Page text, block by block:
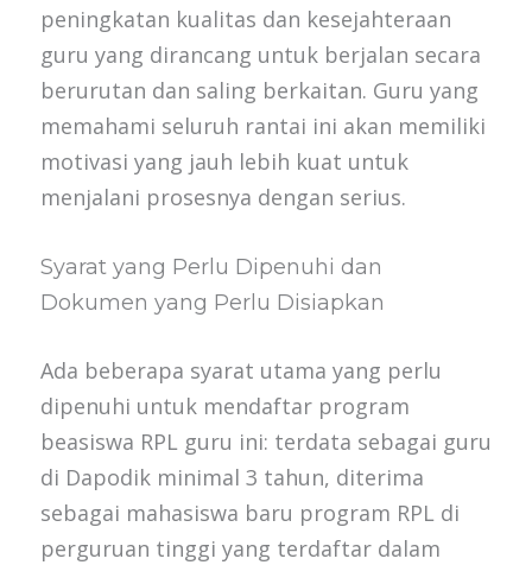
peningkatan kualitas dan kesejahteraan
guru yang dirancang untuk berjalan secara
berurutan dan saling berkaitan. Guru yang
memahami seluruh rantai ini akan memiliki
motivasi yang jauh lebih kuat untuk
menjalani prosesnya dengan serius.
Syarat yang Perlu Dipenuhi dan
Dokumen yang Perlu Disiapkan
Ada beberapa syarat utama yang perlu
dipenuhi untuk mendaftar program
beasiswa RPL guru ini: terdata sebagai guru
di Dapodik minimal 3 tahun, diterima
sebagai mahasiswa baru program RPL di
perguruan tinggi yang terdaftar dalam